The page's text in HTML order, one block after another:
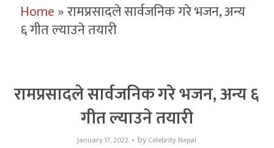
Home»रामप्रसादले सार्वजनिक गरे भजन, अन्य
६ गीत ल्याउने तयारी
रामप्रसादले सार्वजनिक गरे भजन, अन्य ६
गीत ल्याउने तयारी
January 17, 2022 by Celebrity Nepal